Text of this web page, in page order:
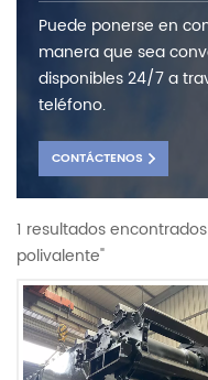
Puede ponerse en
manera que sea
disponibles 24/7 a
teléfono.
CONTÁCTENOS
1 resultados
polivalente"